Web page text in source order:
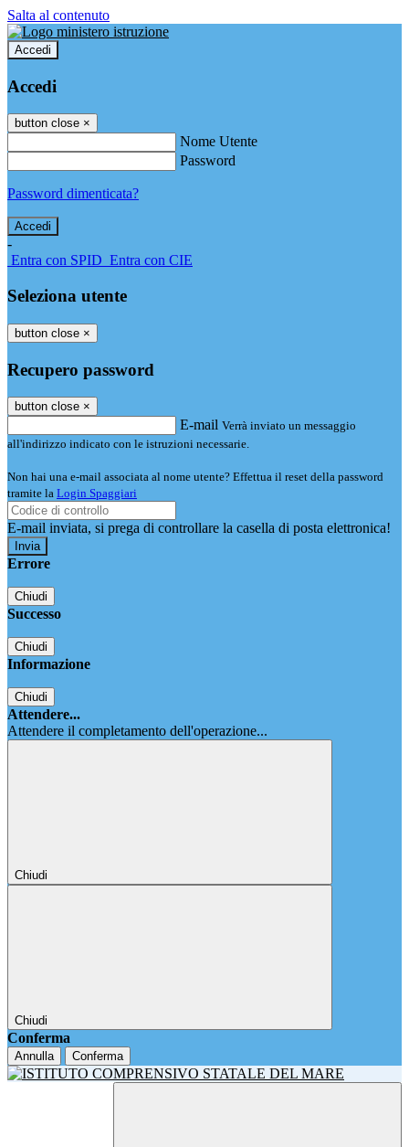
Salta al contenuto
Accedi
Accedi
button close ×
Nome Utente
Password
Password dimenticata?
-
Entra con SPID Entra con CIE
Seleziona utente
button close ×
Recupero password
button close ×
E-mail Verrà inviato un messaggio
all'indirizzo indicato con le istruzioni necessarie.
Non hai una e-mail associata al nome utente? Effettua il reset della password
tramite la Login Spaggiari
E-mail inviata, si prega di controllare la casella di posta elettronica!
Errore
Chiudi
Successo
Chiudi
Informazione
Chiudi
Attendere...
Attendere il completamento dell'operazione...
Chiudi
Chiudi
Conferma
Annulla Conferma